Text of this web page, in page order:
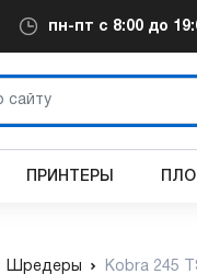
пн-пт с 8:00 до
ПРИНТЕРЫ
Шредеры Kobra 245